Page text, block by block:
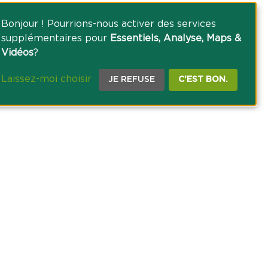
Bonjour ! Pourrions-nous activer des services
supplémentaires pour Essentiels, Analyse, Maps &
Vidéos?
Laissez-moi choisir JE REFUSE C'EST BON.